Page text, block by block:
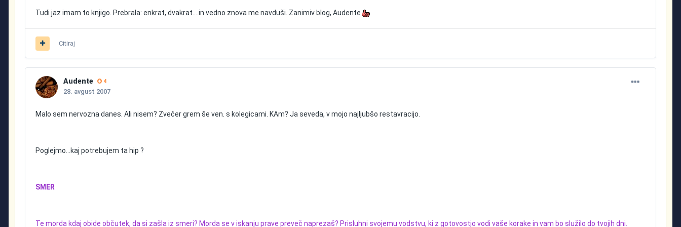
Tudi jaz imam to knjigo. Prebrala: enkrat, dvakrat....in vedno znova me navduši. Zanimiv blog, Audente
Citiraj
Audente 4
28. avgust 2007
Malo sem nervozna danes. Ali nisem? Zvečer grem še ven. s kolegicami. KAm? Ja seveda, v mojo najljubšo restavracijo.
Poglejmo...kaj potrebujem ta hip ?
SMER
Te morda kdaj obide občutek, da si zašla iz smeri? Morda se v iskanju prave preveč naprezaš? Prisluhni svojemu vodstvu, ki z gotovostjo vodi vaše korake in vam bo služilo do tvojih dni.